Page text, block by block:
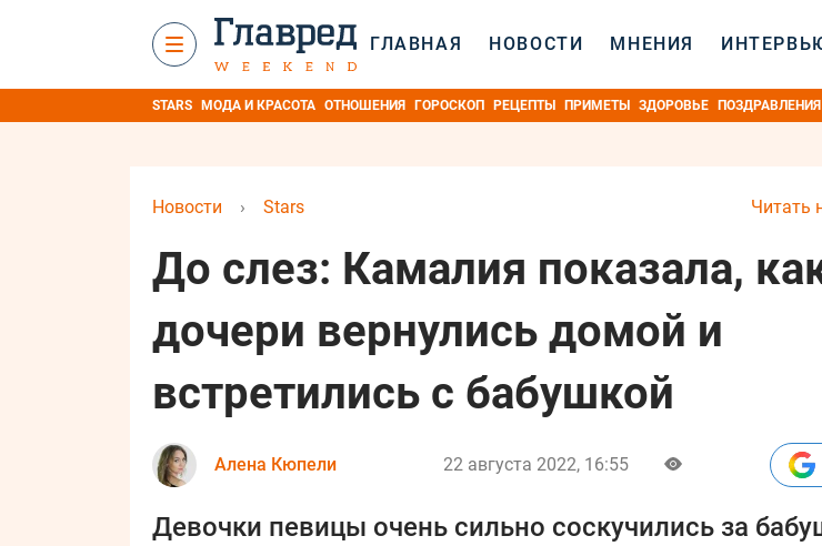
ГЛАВНАЯ НОВОСТИ МНЕНИЯ
STARS МОДА И КРАСОТА ОТНОШЕНИЯ ГОРОСКОП РЕЦЕПТЫ ПРИМЕТЫ ЗДОРОВЬЕ ПОЗДРАВЛЕНИЯ
Читать
Новости › Stars
До слез: Камалия показала,
дочери вернулись домой и
встретились с бабушкой
Алена Кюпели 22 августа 2022, 16:55
Девочки певицы очень сильно соскучились за